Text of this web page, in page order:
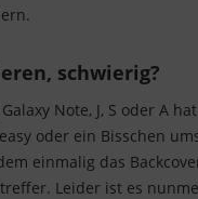
schwierig?
Note, J, S oder A
oder ein Bisschen
einmalig das
Leider ist es